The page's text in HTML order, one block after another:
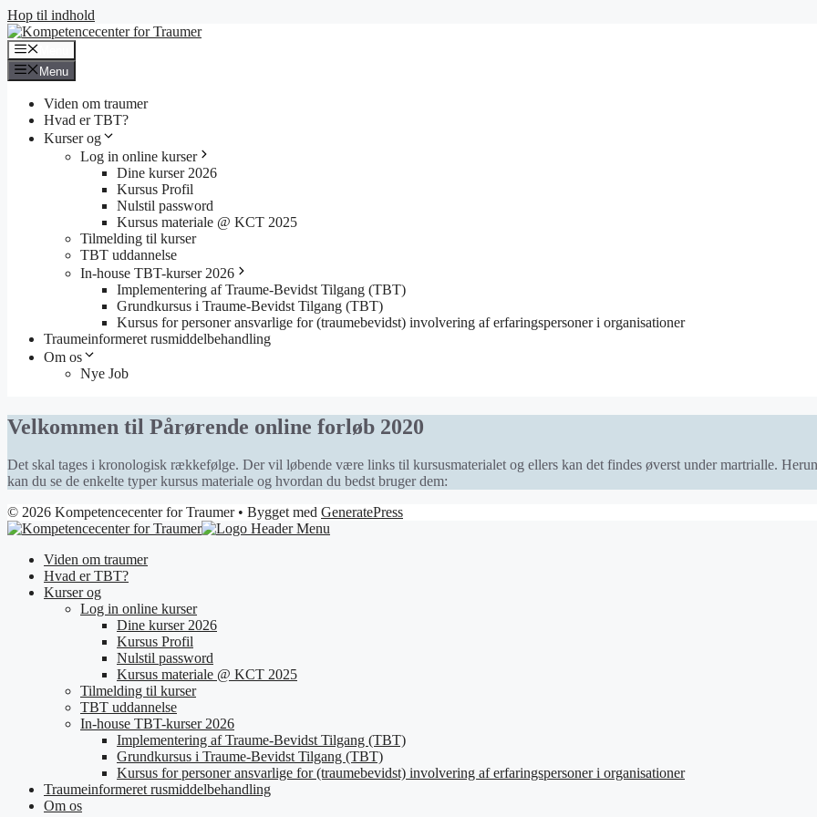
Hop til indhold
Menu
Viden om traumer
Hvad er TBT?
Kurser og
Log in online kurser
Dine kurser 2026
Kursus Profil
Nulstil password
Kursus materiale @ KCT 2025
Tilmelding til kurser
TBT uddannelse
In-house TBT-kurser 2026
Implementering af Traume-Bevidst Tilgang (TBT)
Grundkursus i Traume-Bevidst Tilgang (TBT)
Kursus for personer ansvarlige for (traumebevidst) involvering af erfaringspersoner i organisationer
Traumeinformeret rusmiddelbehandling
Om os
Nye Job
Velkommen til Pårørende online forløb 2020
Det skal tages i kronologisk rækkefølge. Der vil løbende være links til kursusmaterialet og ellers kan det findes øverst under martrialle.
kan du se de enkelte typer kursus materiale og hvordan du bedst bruger dem:
© 2026 Kompetencecenter for Traumer• Bygget med GeneratePress
Viden om traumer
Hvad er TBT?
Kurser og
Log in online kurser
Dine kurser 2026
Kursus Profil
Nulstil password
Kursus materiale @ KCT 2025
Tilmelding til kurser
TBT uddannelse
In-house TBT-kurser 2026
Implementering af Traume-Bevidst Tilgang (TBT)
Grundkursus i Traume-Bevidst Tilgang (TBT)
Kursus for personer ansvarlige for (traumebevidst) involvering af erfaringspersoner i organisationer
Traumeinformeret rusmiddelbehandling
Om os